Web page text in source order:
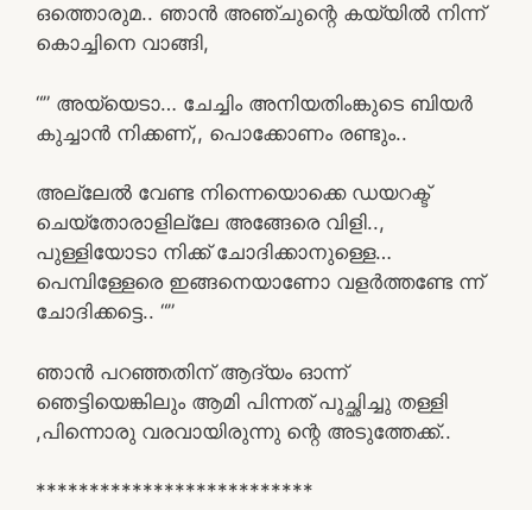
ഒത്തൊരുമ.. ഞാൻ അഞ്ചുന്റെ കയ്യിൽ നിന്ന്
കൊച്ചിനെ വാങ്ങി,
“” അയ്യെടാ… ചേച്ചിം അനിയതിംങ്കുടെ ബിയർ
കുച്ചാൻ നിക്കണ്,, പൊക്കോണം രണ്ടും..
അല്ലേൽ വേണ്ട നിന്നെയൊക്കെ ഡയറക്ട്
ചെയ്തോരാളില്ലേ അങ്ങേരെ വിളി..,
പുള്ളിയോടാ നിക്ക് ചോദിക്കാനുള്ളെ…
പെമ്പിള്ളേരെ ഇങ്ങനെയാണോ വളർത്തണ്ടേ ന്ന്
ചോദിക്കട്ടെ.. “”
ഞാൻ പറഞ്ഞതിന് ആദ്യം ഓന്ന്
ഞെട്ടിയെങ്കിലും ആമി പിന്നത് പുച്ഛിച്ചു തള്ളി
,പിന്നൊരു വരവായിരുന്നു ന്റെ അടുത്തേക്ക്..
**************************